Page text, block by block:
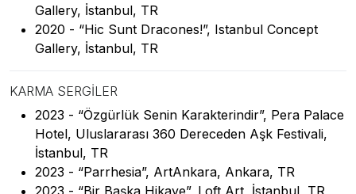
Gallery, İstanbul, TR
2020 - “Hic Sunt Dracones!”, Istanbul Concept
Gallery, İstanbul, TR
KARMA SERGILER
2023 - “Özgürlük Senin Karakterindir”, Pera Palace
Hotel, Uluslararası 360 Dereceden Aşk Festivali,
İstanbul, TR
2023 - “Parrhesia”, ArtAnkara, Ankara, TR
2023 - “Bir Başka Hikaye”, Loft Art, İstanbul, TR